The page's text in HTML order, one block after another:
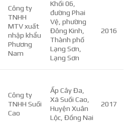
Công ty
TNHH
MTV xuất
nhập khẩu
Phương
Nam
Khối 06,
đường Phai
Vệ, phường
Đông Kinh,
Thành phố
Lạng Sơn,
Lạng Sơn
2016
Công ty
TNHH Suối
Cao
Ấp Cây Đa,
Xã Suối Cao,
Huyện Xuân
Lộc, Đồng Nai
2017